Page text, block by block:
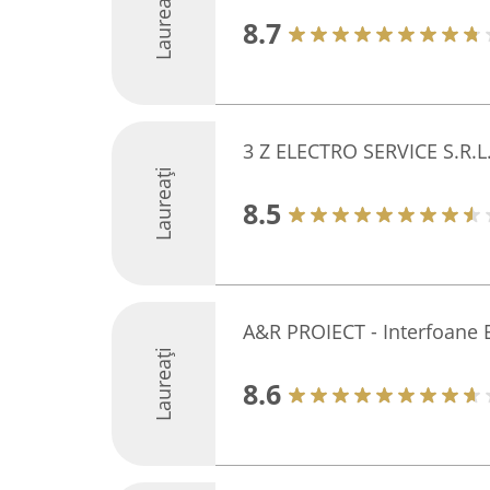
Laureați 8.7
Laureați
3 Z ELECTRO SERVICE S.R.L.
8.5
Laureați
A&R PROIECT - Interfoane
8.6